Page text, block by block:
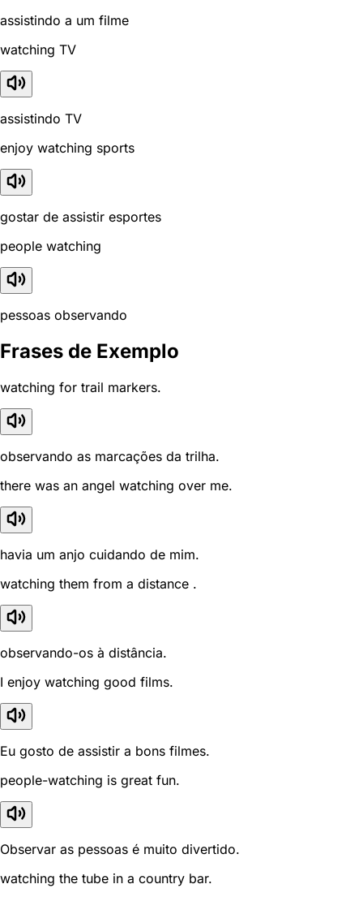
assistindo a um filme
watching TV
assistindo TV
enjoy watching sports
gostar de assistir esportes
people watching
pessoas observando
Frases de Exemplo
watching for trail markers.
observando as marcações da trilha.
there was an angel watching over me.
havia um anjo cuidando de mim.
watching them from a distance .
observando-os à distância.
I enjoy watching good films.
Eu gosto de assistir a bons filmes.
people-watching is great fun.
Observar as pessoas é muito divertido.
watching the tube in a country bar.